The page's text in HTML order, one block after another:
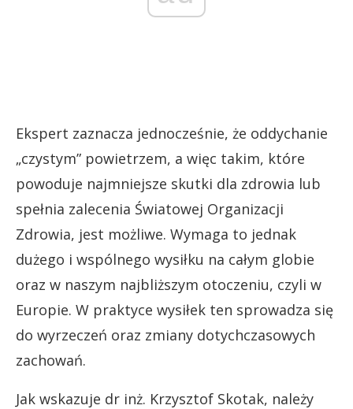
Ekspert zaznacza jednocześnie, że oddychanie
„czystym” powietrzem, a więc takim, które
powoduje najmniejsze skutki dla zdrowia lub
spełnia zalecenia Światowej Organizacji
Zdrowia, jest możliwe. Wymaga to jednak
dużego i wspólnego wysiłku na całym globie
oraz w naszym najbliższym otoczeniu, czyli w
Europie. W praktyce wysiłek ten sprowadza się
do wyrzeczeń oraz zmiany dotychczasowych
zachowań.
Jak wskazuje dr inż. Krzysztof Skotak, należy